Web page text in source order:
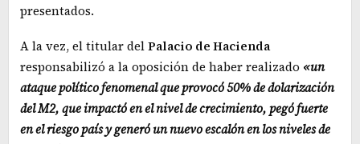
presentados.
A la vez, el titular delPalacio de Hacienda
responsabilizó a la oposición de haber realizado «un
ataque político fenomenal que provocó 50% de dolarización
del M2, que impactó en el nivel de crecimiento, pegó fuerte
en el riesgo país y generó un nuevo escalón en los niveles de